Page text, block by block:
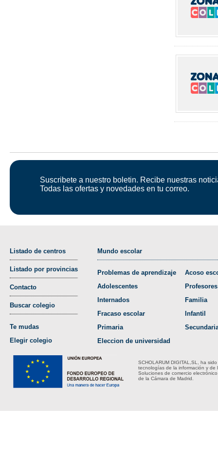
Suscribete a nuestro boletin. Recibe nuestras
Todas las ofertas y novedades en tu correo.
Listado de centros
Listado por provincias
Contacto
Buscar colegio
Te mudas
Elegir colegio
Mundo escolar
Problemas de aprendizaje
Adolescentes
Internados
Fracaso escolar
Primaria
Eleccion de universidad
Acoso
Profesores
Familia
Infantil
SCHOLARUM DIGITAL,SL, ha
tecnologías de la información y de
Soluciones de comercio
de la Cámara de Madrid.